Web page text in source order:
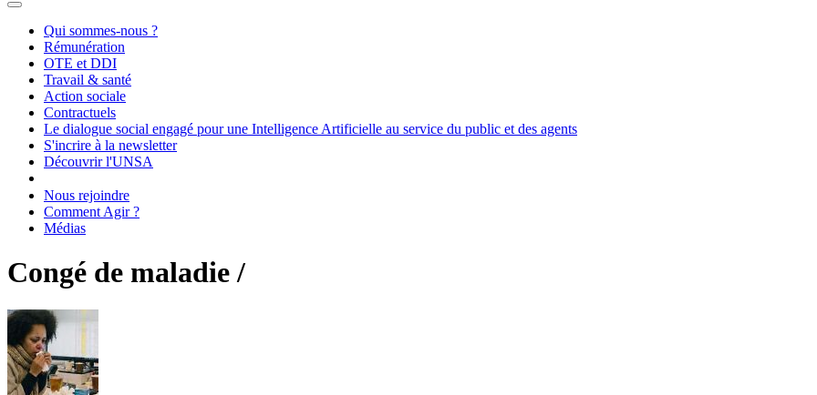
Qui sommes-nous ?
Rémunération
OTE et DDI
Travail & santé
Action sociale
Contractuels
Le dialogue social engagé pour une Intelligence Artificielle au service du public et des agents
S'incrire à la newsletter
Découvrir l'UNSA
Nous rejoindre
Comment Agir ?
Médias
Congé de maladie /